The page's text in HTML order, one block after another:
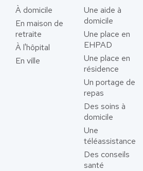
À domicile
En maison de
retraite
À l'hôpital
En ville
Une aide à
domicile
Une place en
EHPAD
Une place en
résidence
Un portage de
repas
Des soins à
domicile
Une
téléassistance
Des conseils
santé